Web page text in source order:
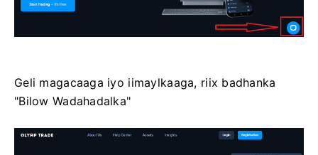
Geli magacaaga iyo iimaylkaaga, riix badhanka
"Bilow Wadahadalka"